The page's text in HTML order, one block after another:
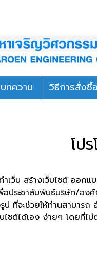
บทความ วิธีการสั่งซื้
โป
เว็บ สร้างเว็บไซต์ ออ
อประชาสัมพันธ์บริษัท/อง
ป ที่จะช่วยให้ท่านสามาร
ไซต์ได้เอง ง่ายๆ โดยที่ไ